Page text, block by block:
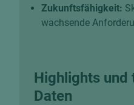
Zukunftsfähigkeit:
wachsende
Highlights und
Daten